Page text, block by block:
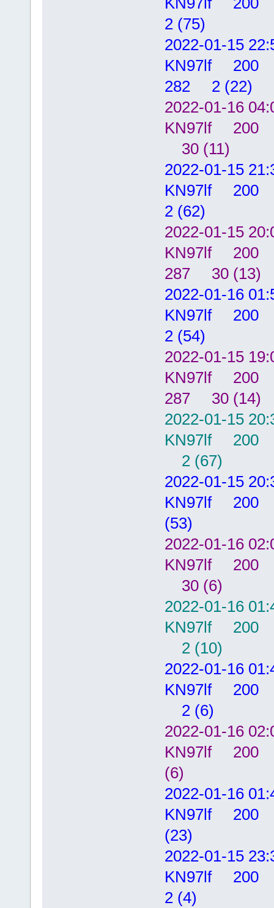
2 (75)
2022-01-
KN97lf 200
282 2 (22)
2022-01-
KN97lf 200
30 (11)
2022-01-
KN97lf
2 (62)
2022-01-
KN97lf 200
287 30 (13)
2022-01-
KN97lf
2 (54)
2022-01-
KN97lf 200
287 30 (14)
2022-01-
KN97lf 200
2 (67)
2022-01-
KN97lf
(53)
2022-01-
KN97lf
30 (6)
2022-01-
KN97lf
2 (10)
2022-01-
KN97lf
2 (6)
2022-01-
KN97lf
(6)
2022-01-
KN97lf
(23)
2022-01-
KN97lf
2 (4)